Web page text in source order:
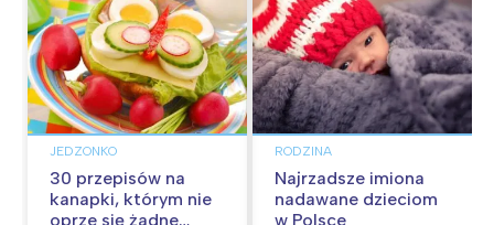
JEDZONKO
30 przepisów na
kanapki, którym nie
oprze się żadne
RODZINA
Najrzadsze imiona
nadawane dzieciom
w Polsce